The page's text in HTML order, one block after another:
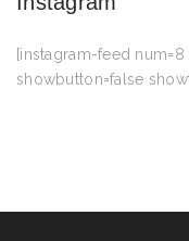
[instagram-feed
showbutton=false